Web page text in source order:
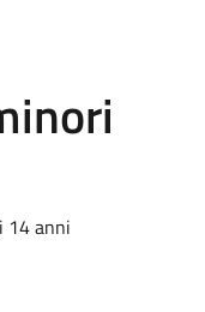
14 anni